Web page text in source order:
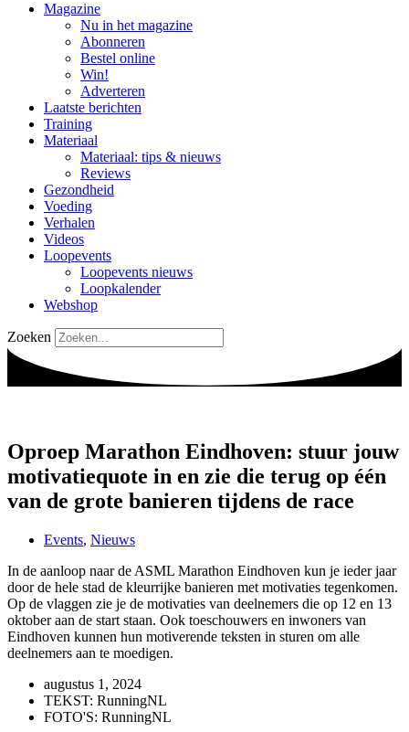
Magazine
Nu in het magazine
Abonneren
Bestel online
Win!
Adverteren
Laatste berichten
Training
Materiaal
Materiaal: tips & nieuws
Reviews
Gezondheid
Voeding
Verhalen
Videos
Loopevents
Loopevents nieuws
Loopkalender
Webshop
Zoeken
Oproep Marathon Eindhoven: stuur jouw
motivatiequote in en zie die terug op één
van de grote banieren tijdens de race
Events, Nieuws
In de aanloop naar de ASML Marathon Eindhoven kun je ieder jaar
door de hele stad de kleurrijke banieren met motivaties tegenkomen.
Op de vlaggen zie je de motivaties van deelnemers die op 12 en 13
oktober aan de start staan. Ook toeschouwers en inwoners van
Eindhoven kunnen hun motiverende teksten in sturen om alle
deelnemers aan te moedigen.
augustus 1, 2024
TEKST: RunningNL
FOTO'S: RunningNL